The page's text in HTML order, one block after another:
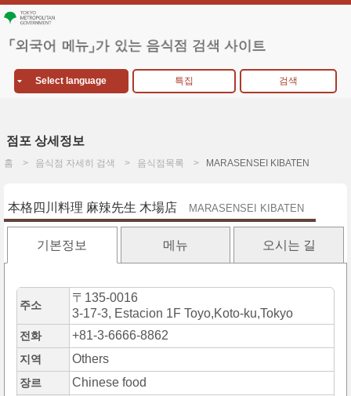
Select language 특집 검색
점포 상세정보
홈 음식점 자세히 검색 음식점목록 MARASENSEI KIBATEN
本格四川料理 麻辣先生 木場店 MARASENSEI KIBATEN
기본정보 메뉴 오시는 길
주소
〒135-0016
3-17-3, Estacion 1F Toyo,Koto-ku,Tokyo
전화 +81-3-6666-8862
지역 Others
장르 Chinese food